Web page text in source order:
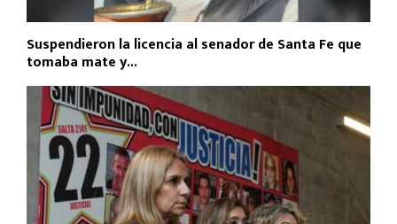
Suspendieron la licencia al senador de Santa Fe que
tomaba mate y...